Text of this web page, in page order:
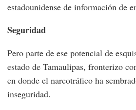
estadounidense de información de
Seguridad
Pero parte de ese potencial de
estado de Tamaulipas, fronterizo
en donde el narcotráfico ha
inseguridad.